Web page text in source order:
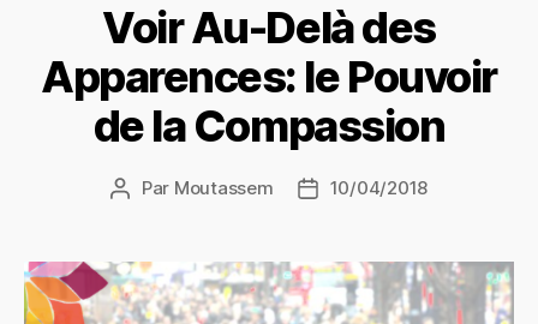
Voir Au-Delà des
Apparences: le Pouvoir
de la Compassion
Auteur
Par Moutassem
Date10/04/2018